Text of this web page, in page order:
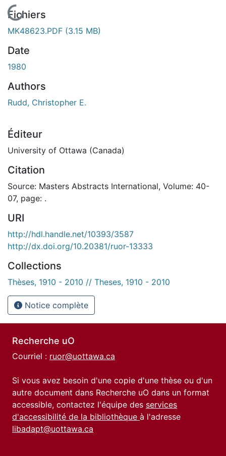
En cours de chargement...
Fichiers
MK48623.PDF (3.15 MB)
Date
1980
Authors
Rudd, Christopher E.
Éditeur
University of Ottawa (Canada)
Citation
Source: Masters Abstracts International, Volume: 40-
07, page: .
URI
http://hdl.handle.net/10393/3587
http://dx.doi.org/10.20381/ruor-13333
Collections
Thèses, 1910 - 2010 // Theses, 1910 - 2010
Notice complète
Recherche uO
Courriel : ruor@uottawa.ca
Si vous avez besoin d'une copie d'une thèse ou d'un
autre document dans Recherche uO dans un format
accessible, contactez l'équipe des services
d'accessibilité de la bibliothèque à l'adresse
libadapt@uottawa.ca